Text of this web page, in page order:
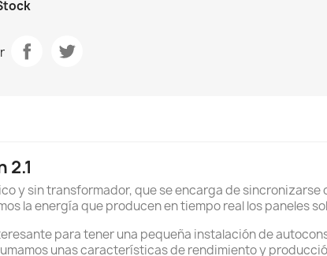
2.1
y sin transformador, que se encarga de sincronizarse
la energía que producen en tiempo real los paneles
para tener una pequeña instalación de
unas características de rendimiento y